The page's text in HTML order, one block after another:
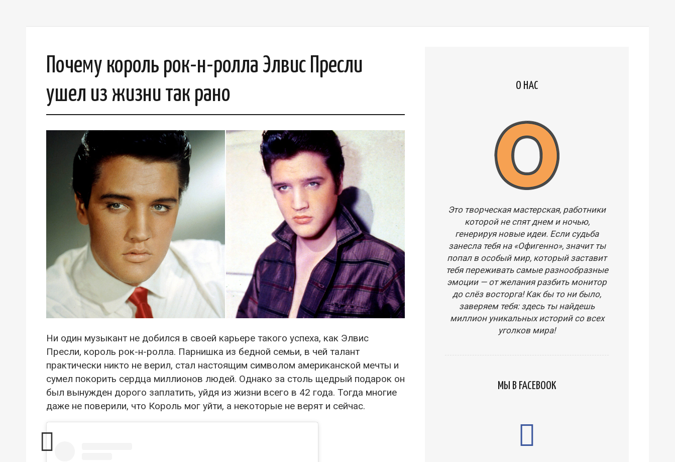
Почему король рок-н-ролла Элвис Пресли
ушел из жизни так рано
Ни один музыкант не добился в своей карьере такого успеха, как Элвис
Пресли, король рок-н-ролла. Парнишка из бедной семьи, в чей талант
практически никто не верил, стал настоящим символом американской мечты и
сумел покорить сердца миллионов людей. Однако за столь щедрый подарок он
был вынужден дорого заплатить, уйдя из жизни всего в 42 года. Тогда многие
даже не поверили, что Король мог уйти, а некоторые не верят и сейчас.
О НАС
Это творческая мастерская, работники
которой не спят днем и ночью,
генерируя новые идеи. Если судьба
занесла тебя на «Офигенно», значит ты
попал в особый мир, который заставит
тебя переживать самые разнообразные
эмоции — от желания разбить монитор
до слёз восторга! Как бы то ни было,
заверяем тебя: здесь ты найдешь
миллион уникальных историй со всех
уголков мира!
МЫ В FACEBOOK